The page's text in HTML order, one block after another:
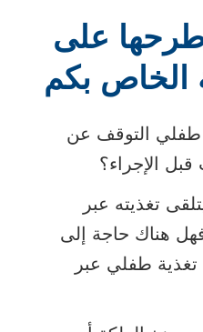
على
الخاص بكم
التوقف عن
الإجراء؟
تغذيته عبر
فهل هناك حاجة إلى
طفلي عبر